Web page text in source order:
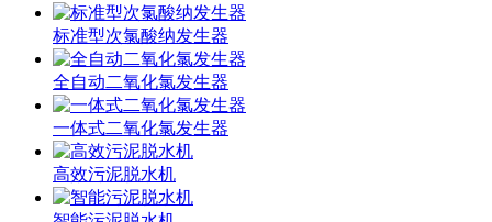
标准型次氯酸纳发生器
全自动二氧化氯发生器
一体式二氧化氯发生器
高效污泥脱水机